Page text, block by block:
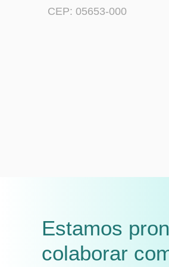
CEP: 05653-000
Estamos
colaborar